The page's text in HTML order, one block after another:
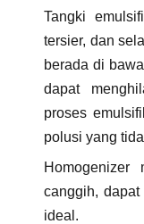
Tangki
tersier, dan
berada di
dapat
proses
polusi yang
Homogenizer
canggih, dapat
ideal.